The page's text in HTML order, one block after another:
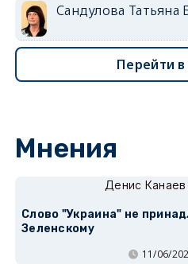
Сандулова Татьяна
Перейти
Мнения
Денис Канаев
Слово "Украина" не
Зеленскому
11/06/